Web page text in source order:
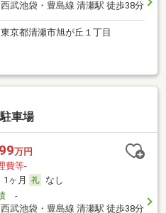
西武池袋・豊島線 清瀬駅 徒歩38分
東京都清瀬市旭が丘１丁目
車場
万円
費等-
1ヶ月
なし
-
西武池袋・豊島線 清瀬駅 徒歩38分